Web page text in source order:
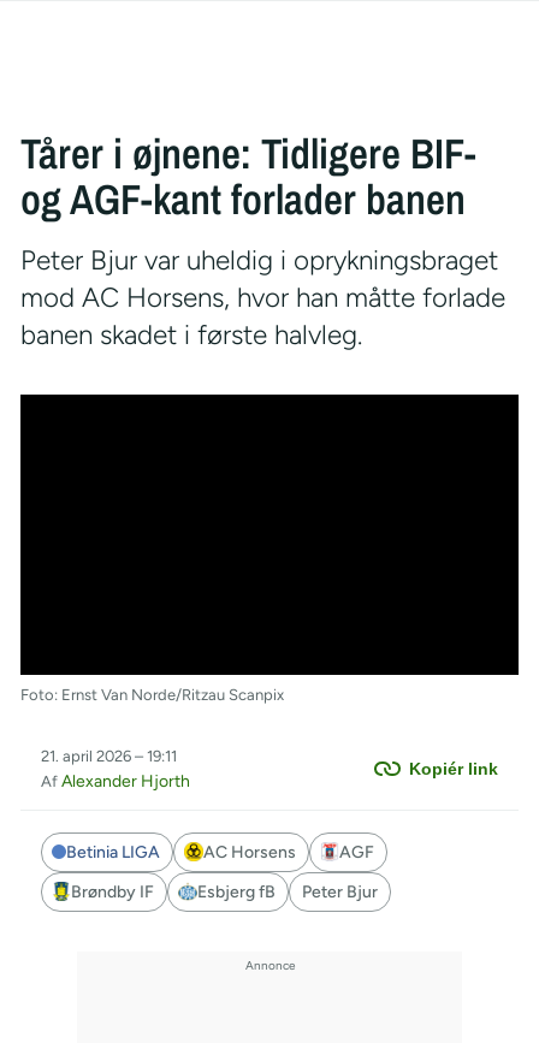
Tårer i øjnene: Tidligere BIF-
og AGF-kant forlader banen
Peter Bjur var uheldig i oprykningsbraget
mod AC Horsens, hvor han måtte forlade
banen skadet i første halvleg.
Foto: Ernst Van Norde/Ritzau Scanpix
Kopiér link
21. april 2026 – 19:11
Af Alexander Hjorth
Betinia LIGA AC Horsens
AGF
Brøndby IF
Esbjerg fB Peter Bjur